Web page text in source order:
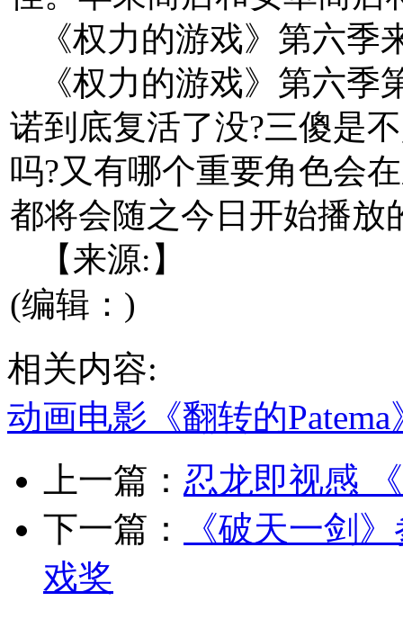
《权力的游戏》第六季
《权力的游戏》第六
诺到底复活了没?三傻是
吗?又有哪个重要角色会
都将会随之今日开始播放
【来源:】
(编辑：)
相关内容:
动画电影《翻转的
上一篇： 忍龙即视感
下一篇：
《破天一剑
戏奖